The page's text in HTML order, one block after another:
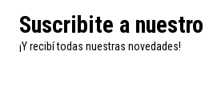
Suscribite a
¡Y recibí todas nuestras novedades!